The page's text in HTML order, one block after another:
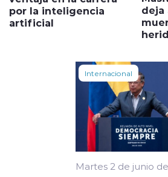
por la inteligencia
artificial
deja
Internacional
Martes 2 de junio